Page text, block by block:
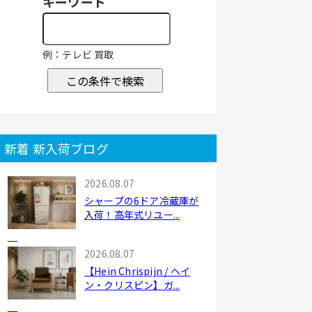
例：テレビ 買取
この条件で検索
新着 新入荷ブログ
2026.08.07
シャープの6ドア冷蔵庫が
入荷！高年式リユー...
2026.08.07
【Hein Chrispijn / ヘイ
ン・クリスピン】ガ...